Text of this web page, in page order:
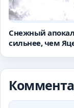
Снежный
сильнее, чем